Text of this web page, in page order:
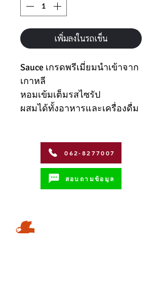
เพิ่มลงในรถเข็น
Sauce เกรดพรีเมี่ยมนำเข้าจาก
เกาหลี
หอมเข้มเต็มรสไซรัป
ผสมได้ทั้งอาหารและเครื่องดื่ม
062-8277007
สอบถามข้อมูล